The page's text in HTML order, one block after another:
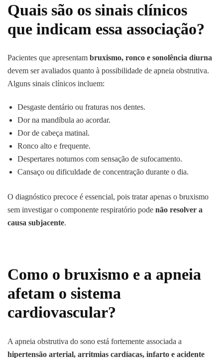
Quais são os sinais clínicos
que indicam essa associação?
Pacientes que apresentam bruxismo, ronco e sonolência diurna
devem ser avaliados quanto à possibilidade de apneia obstrutiva.
Alguns sinais clínicos incluem:
Desgaste dentário ou fraturas nos dentes.
Dor na mandíbula ao acordar.
Dor de cabeça matinal.
Ronco alto e frequente.
Despertares noturnos com sensação de sufocamento.
Cansaço ou dificuldade de concentração durante o dia.
O diagnóstico precoce é essencial, pois tratar apenas o bruxismo
sem investigar o componente respiratório pode não resolver a
causa subjacente.
Como o bruxismo e a apneia
afetam o sistema
cardiovascular?
A apneia obstrutiva do sono está fortemente associada a
hipertensão arterial, arritmias cardíacas, infarto e acidente